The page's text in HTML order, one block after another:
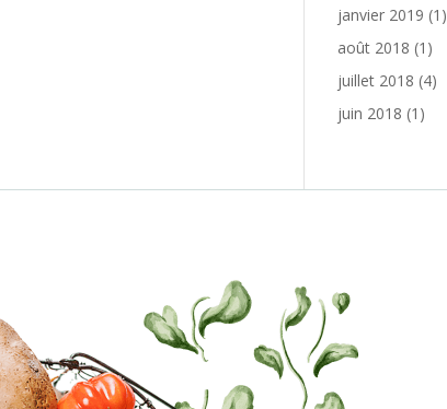
janvier 2019 (1)
août 2018 (1)
juillet 2018 (4)
juin 2018 (1)